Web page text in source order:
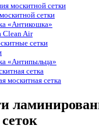
москитной сетки
сетки
«Антикошка»
Clean Air
сетки
«Антипыльца»
сетка
москитная сетка